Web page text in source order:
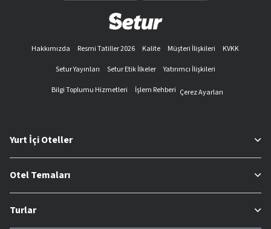
Hakkımızda Resmi Tatiller 2026 Kalite Müşteri İlişkileri
KVKK
Setur Yayınları
Setur Etik İlkeler
Yatırımcı İlişkileri
Bilgi Toplumu Hizmetleri
İşlem Rehberi Çerez Ayarları
Yurt İçi Oteller
Otel Temaları
Turlar